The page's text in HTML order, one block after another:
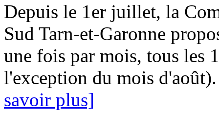
Depuis le 1er juillet, la
Sud Tarn-et-Garonne
une fois par mois, tous les
l'exception du mois
savoir plus]